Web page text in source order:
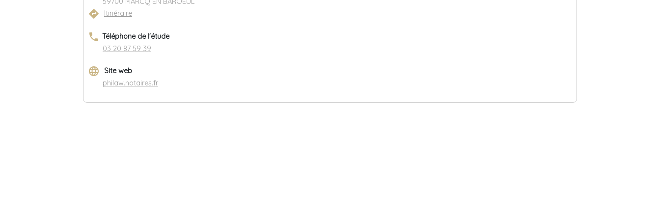
directions Itinéraire
phone Téléphone de l'étude
03 20 87 59 39
language
Site web
philaw.notaires.fr